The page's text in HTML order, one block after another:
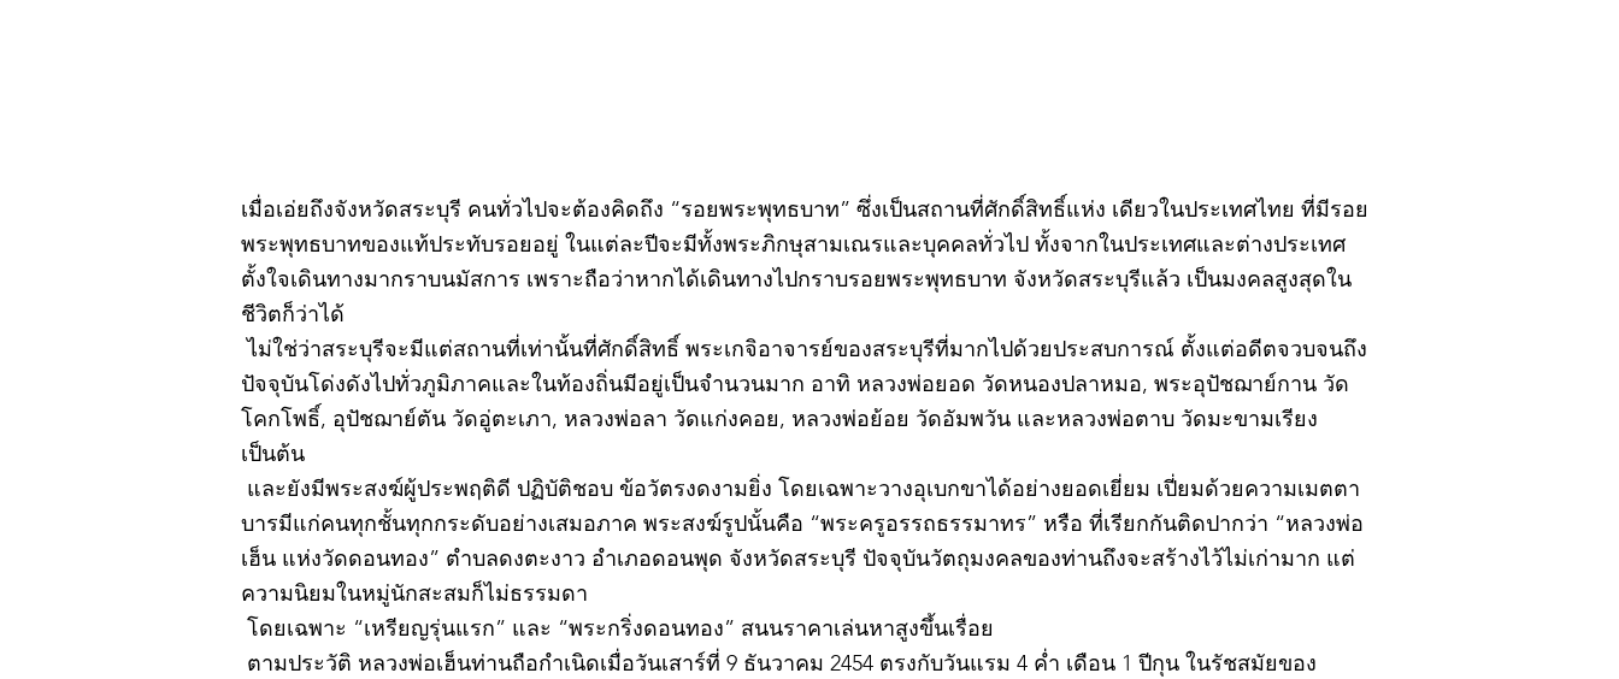
เมื่อเอ่ยถึงจังหวัดสระบุรี คนทั่วไปจะต้องคิดถึง “รอยพระพุทธบาท” ซึ่งเป็นสถานที่ศักดิ์สิทธิ์แห่ง เดียวในประเทศไทย ที่มีรอย
พระพุทธบาทของแท้ประทับรอยอยู่ ในแต่ละปีจะมีทั้งพระภิกษุสามเณรและบุคคลทั่วไป ทั้งจากในประเทศและต่างประเทศ
ตั้งใจเดินทางมากราบนมัสการ เพราะถือว่าหากได้เดินทางไปกราบรอยพระพุทธบาท จังหวัดสระบุรีแล้ว เป็นมงคลสูงสุดใน
ชีวิตก็ว่าได้
ไม่ใช่ว่าสระบุรีจะมีแต่สถานที่เท่านั้นที่ศักดิ์สิทธิ์ พระเกจิอาจารย์ของสระบุรีที่มากไปด้วยประสบการณ์ ตั้งแต่อดีตจวบจนถึง
ปัจจุบันโด่งดังไปทั่วภูมิภาคและในท้องถิ่นมีอยู่เป็นจำนวนมาก อาทิ หลวงพ่อยอด วัดหนองปลาหมอ, พระอุปัชฌาย์กาน วัด
โคกโพธิ์, อุปัชฌาย์ตัน วัดอู่ตะเภา, หลวงพ่อลา วัดแก่งคอย, หลวงพ่อย้อย วัดอัมพวัน และหลวงพ่อตาบ วัดมะขามเรียง
เป็นต้น
และยังมีพระสงฆ์ผู้ประพฤติดี ปฏิบัติชอบ ข้อวัตรงดงามยิ่ง โดยเฉพาะวางอุเบกขาได้อย่างยอดเยี่ยม เปี่ยมด้วยความเมตตา
บารมีแก่คนทุกชั้นทุกกระดับอย่างเสมอภาค พระสงฆ์รูปนั้นคือ “พระครูอรรถธรรมาทร” หรือ ที่เรียกกันติดปากว่า “หลวงพ่อ
เฮ็น แห่งวัดดอนทอง” ตำบลดงตะงาว อำเภอดอนพุด จังหวัดสระบุรี ปัจจุบันวัตถุมงคลของท่านถึงจะสร้างไว้ไม่เก่ามาก แต่
ความนิยมในหมู่นักสะสมก็ไม่ธรรมดา
โดยเฉพาะ “เหรียญรุ่นแรก” และ “พระกริ่งดอนทอง” สนนราคาเล่นหาสูงขึ้นเรื่อย
ตามประวัติ หลวงพ่อเฮ็นท่านถือกำเนิดเมื่อวันเสาร์ที่ 9 ธันวาคม 2454 ตรงกับวันแรม 4 ค่ำ เดือน 1 ปีกุน ในรัชสมัยของ